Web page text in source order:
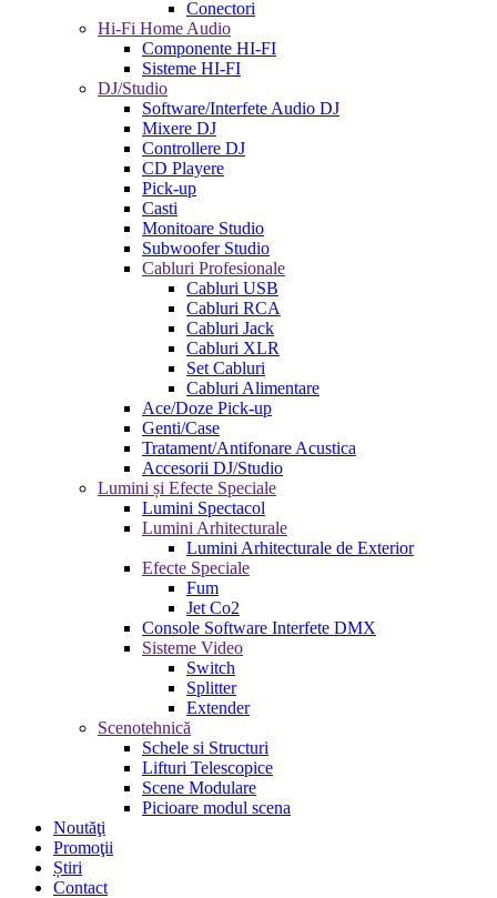
Conectori
Hi-Fi Home Audio
Componente HI-FI
Sisteme HI-FI
DJ/Studio
Software/Interfete Audio DJ
Mixere DJ
Controllere DJ
CD Playere
Pick-up
Casti
Monitoare Studio
Subwoofer Studio
Cabluri Profesionale
Cabluri USB
Cabluri RCA
Cabluri Jack
Cabluri XLR
Set Cabluri
Cabluri Alimentare
Ace/Doze Pick-up
Genti/Case
Tratament/Antifonare Acustica
Accesorii DJ/Studio
Lumini și Efecte Speciale
Lumini Spectacol
Lumini Arhitecturale
Lumini Arhitecturale de Exterior
Efecte Speciale
Fum
Jet Co2
Console Software Interfete DMX
Sisteme Video
Switch
Splitter
Extender
Scenotehnică
Schele si Structuri
Lifturi Telescopice
Scene Modulare
Picioare modul scena
Noutăţi
Promoţii
Știri
Contact